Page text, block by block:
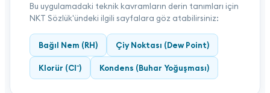
Bu uygulamadaki teknik kavramların derin tanımları için
NKT Sözlük'ündeki ilgili sayfalara göz atabilirsiniz:
Bağıl Nem (RH) Çiy Noktası (Dew Point)
Klorür (Cl⁻) Kondens (Buhar Yoğuşması)